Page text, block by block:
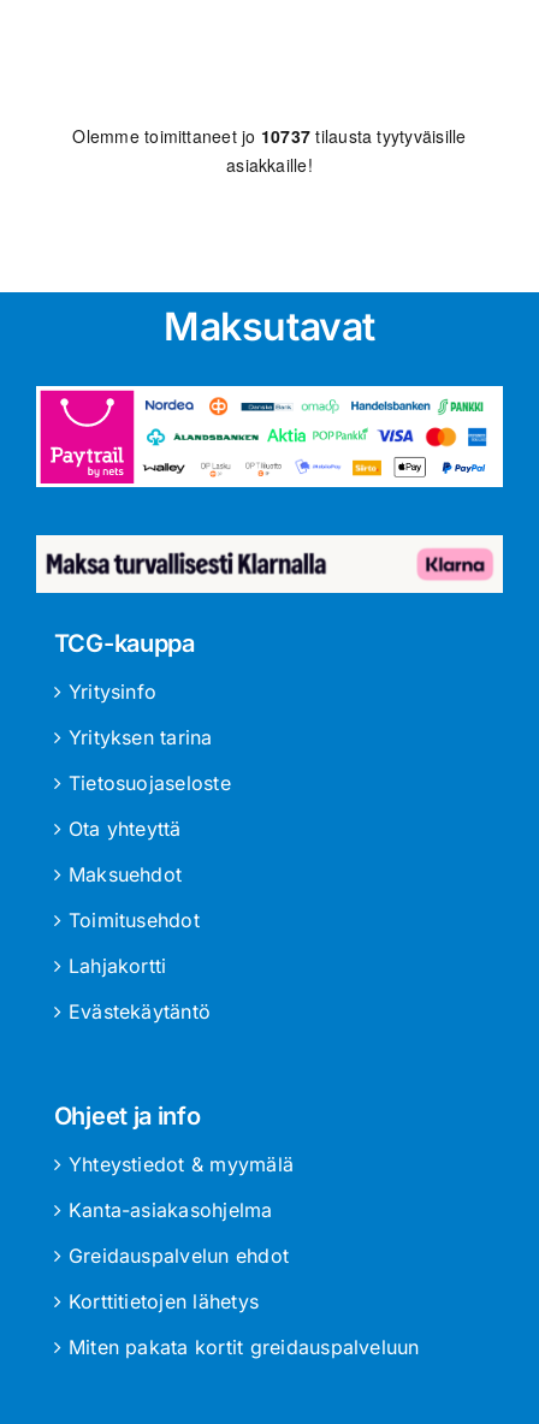
Olemme toimittaneet jo 10737 tilausta tyytyväisille
asiakkaille!
Maksutavat
TCG-kauppa
Yritysinfo
Yrityksen tarina
Tietosuojaseloste
Ota yhteyttä
Maksuehdot
Toimitusehdot
Lahjakortti
Evästekäytäntö
Ohjeet ja info
Yhteystiedot & myymälä
Kanta-asiakasohjelma
Greidauspalvelun ehdot
Korttitietojen lähetys
Miten pakata kortit greidauspalveluun